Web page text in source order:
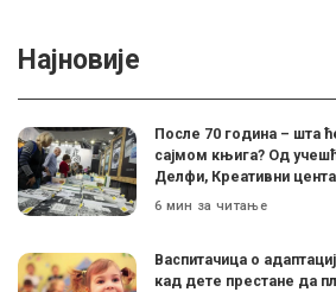
Најновије
После 70 година – шта
сајмом књига? Од
Делфи, Креативни
6 мин за читање
Васпитачица о
кад дете престане да